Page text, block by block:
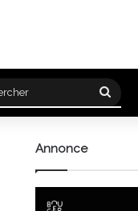
Annonce